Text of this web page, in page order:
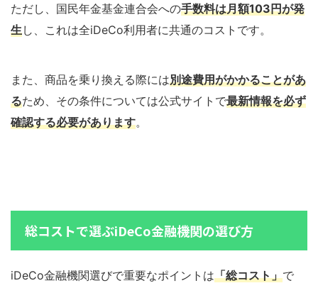
ただし、国民年金基金連合会への手数料は月額103円が発
生し、これは全iDeCo利用者に共通のコストです。
また、商品を乗り換える際には別途費用がかかることがあ
るため、その条件については公式サイトで最新情報を必ず
確認する必要があります。
総コストで選ぶiDeCo金融機関の選び方
iDeCo金融機関選びで重要なポイントは「総コスト」で